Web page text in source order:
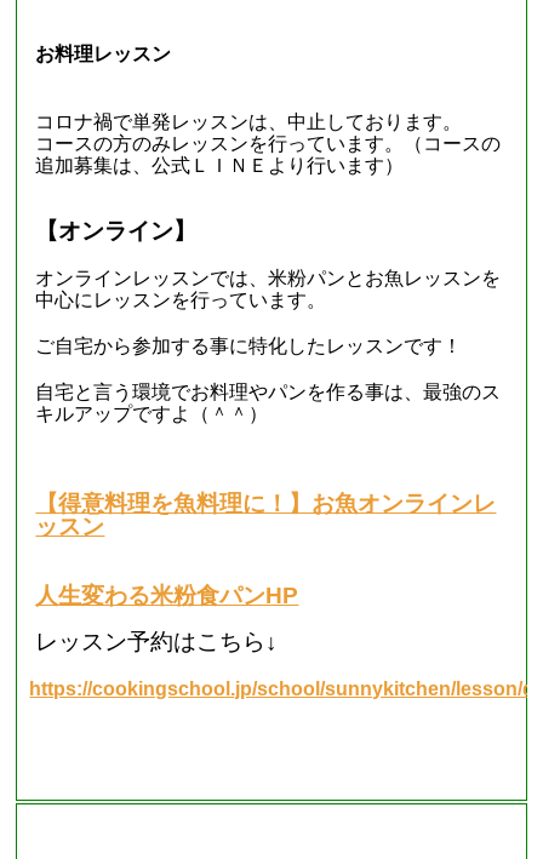
お料理レッスン
コロナ禍で単発レッスンは、中止しております。
コースの方のみレッスンを行っています。（コースの
追加募集は、公式ＬＩＮＥより行います）
【オンライン】
オンラインレッスンでは、米粉パンとお魚レッスンを
中心にレッスンを行っています。
ご自宅から参加する事に特化したレッスンです！
自宅と言う環境でお料理やパンを作る事は、最強のス
キルアップですよ（＾＾）
【得意料理を魚料理に！】お魚オンラインレ
ッスン
人生変わる米粉食パンHP
レッスン予約はこちら↓
https://cookingschool.jp/school/sunnykitchen/lesson/d/